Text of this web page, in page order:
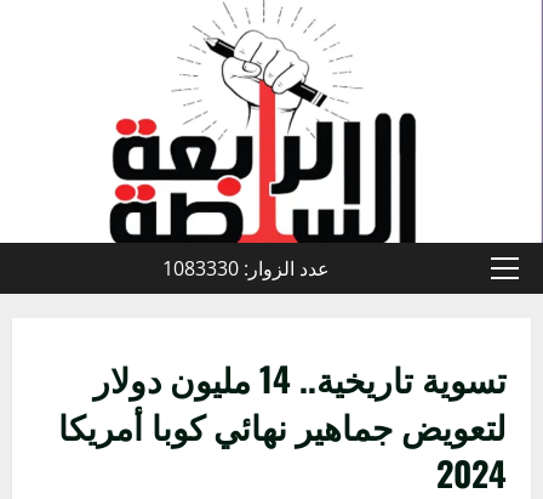
القائمة
عدد الزوار: 1083330
تسوية تاريخية.. 14 مليون دولار
لتعويض جماهير نهائي كوبا أمريكا
2024